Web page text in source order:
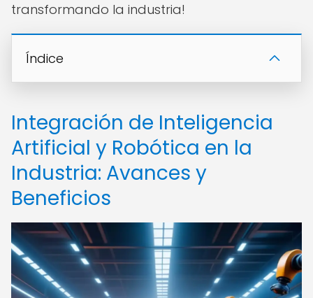
transformando la industria!
Índice
Integración de Inteligencia
Artificial y Robótica en la
Industria: Avances y
Beneficios